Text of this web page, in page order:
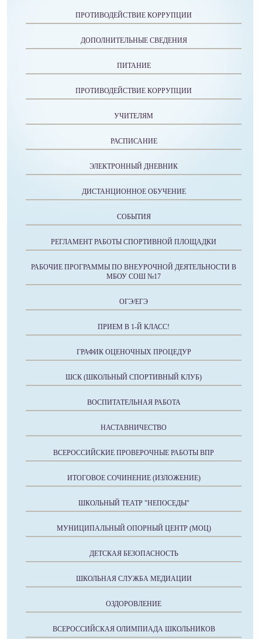
ПРОТИВОДЕЙСТВИЕ КОРРУПЦИИ
ДОПОЛНИТЕЛЬНЫЕ СВЕДЕНИЯ
ПИТАНИЕ
ПРОТИВОДЕЙСТВИЕ КОРРУПЦИИ
УЧИТЕЛЯМ
РАСПИСАНИЕ
ЭЛЕКТРОННЫЙ ДНЕВНИК
ДИСТАНЦИОННОЕ ОБУЧЕНИЕ
СОБЫТИЯ
РЕГЛАМЕНТ РАБОТЫ СПОРТИВНОЙ ПЛОЩАДКИ
РАБОЧИЕ ПРОГРАММЫ ПО ВНЕУРОЧНОЙ ДЕЯТЕЛЬНОСТИ В
МБОУ СОШ №17
ОГЭ/ЕГЭ
ПРИЕМ В 1-Й КЛАСС!
ГРАФИК ОЦЕНОЧНЫХ ПРОЦЕДУР
ШСК (ШКОЛЬНЫЙ СПОРТИВНЫЙ КЛУБ)
ВОСПИТАТЕЛЬНАЯ РАБОТА
НАСТАВНИЧЕСТВО
ВСЕРОССИЙСКИЕ ПРОВЕРОЧНЫЕ РАБОТЫ ВПР
ИТОГОВОЕ СОЧИНЕНИЕ (ИЗЛОЖЕНИЕ)
ШКОЛЬНЫЙ ТЕАТР "НЕПОСЕДЫ"
МУНИЦИПАЛЬНЫЙ ОПОРНЫЙ ЦЕНТР (МОЦ)
ДЕТСКАЯ БЕЗОПАСНОСТЬ
ШКОЛЬНАЯ СЛУЖБА МЕДИАЦИИ
ОЗДОРОВЛЕНИЕ
ВСЕРОССИЙСКАЯ ОЛИМПИАДА ШКОЛЬНИКОВ